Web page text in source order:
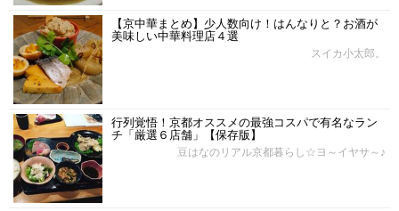
【京中華まとめ】少人数向け！はんなりと？お酒が
美味しい中華料理店４選
スイカ小太郎。
行列覚悟！京都オススメの最強コスパで有名なラン
チ「厳選６店舗」【保存版】
豆はなのリアル京都暮らし☆ヨ～イヤサ～♪